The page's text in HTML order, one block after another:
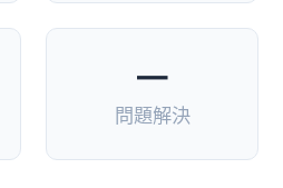
—
問題解決